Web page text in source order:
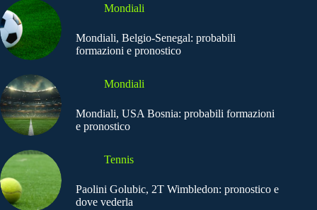
Mondiali
Mondiali, Belgio-Senegal: probabili
formazioni e pronostico
Mondiali
Mondiali, USA Bosnia: probabili formazioni
e pronostico
Tennis
Paolini Golubic, 2T Wimbledon: pronostico e
dove vederla